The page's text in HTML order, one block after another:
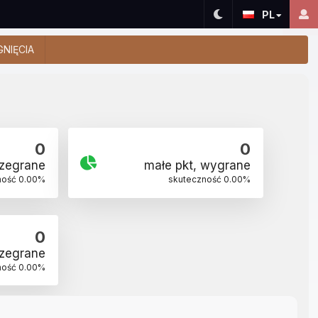
PL
0
0.00%
0
małe pkt, wygrane
skuteczność 0.00%
0
0.00%